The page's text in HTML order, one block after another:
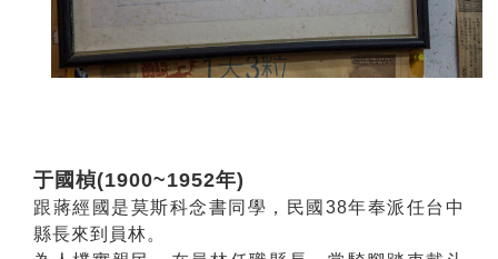
于國楨(1900~1952年)
跟蔣經國是莫斯科念書同學，民國38年奉派任台中
縣長來到員林。